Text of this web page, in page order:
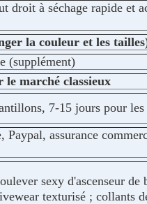
droit à séchage rapide et
la couleur et les
(supplément)
marché classieux
7-15 jours pour
Paypal, assurance
sexy d'ascenseur de
texturisé ; collants